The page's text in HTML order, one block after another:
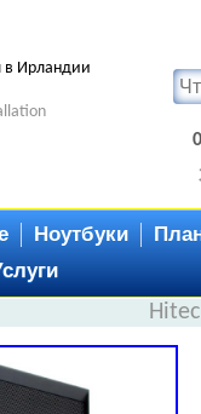
в Ирландии
Ноутбуки